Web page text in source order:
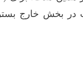
در بخش خارج بستر